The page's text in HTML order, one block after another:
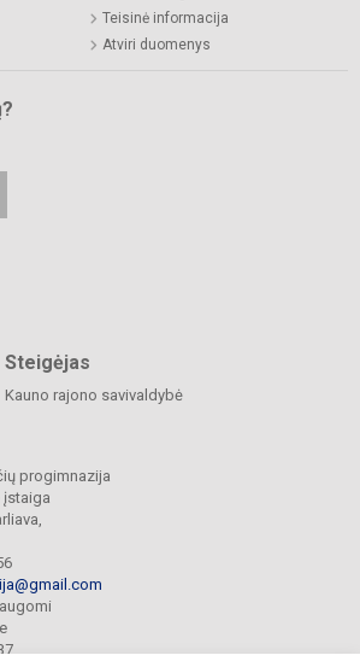
Teisinė informacija
Atviri duomenys
Steigėjas
Kauno rajono savivaldybė
progimnazija
įstaiga